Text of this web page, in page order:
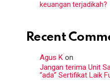
keuangan terjadikah?
Recent
Agus K on
Jangan terima Unit
“ada” Sertifikat Laik